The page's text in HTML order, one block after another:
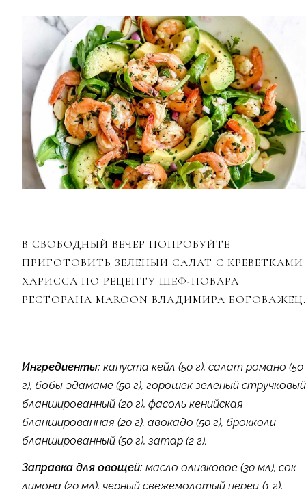
В СВОБОДНЫЙ ВЕЧЕР ПОПРОБУЙТЕ
ПРИГОТОВИТЬ ЗЕЛЕНЫЙ САЛАТ С КРЕВЕТКАМИ
ХАРИССА ПО РЕЦЕПТУ ШЕФ-ПОВАРА
РЕСТОРАНА MAROON ВЛАДИМИРА БОГОВАЖЕЦ.
Ингредиенты: капуста кейл (50 г), салат романо (50
г), бобы эдамаме (50 г), горошек зеленый стручковый
бланшированный (20 г), фасоль кенийская
бланшированная (20 г), авокадо (50 г), брокколи
бланшированный (50 г), затар (2 г).
Заправка для овощей: масло оливковое (30 мл), сок
лимона (20 мл), черный свежемолотый перец (1 г),